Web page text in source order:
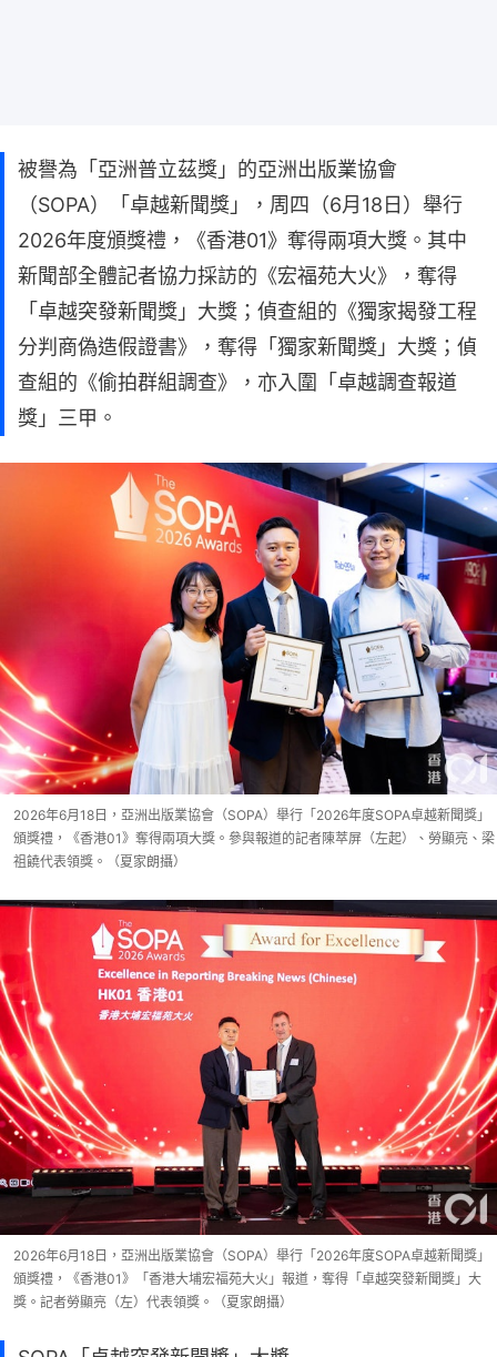
被譽為「亞洲普立茲獎」的亞洲出版業協會
（SOPA）「卓越新聞獎」，周四（6月18日）舉行
2026年度頒獎禮，《香港01》奪得兩項大獎。其中
新聞部全體記者協力採訪的《宏福苑大火》，奪得
「卓越突發新聞獎」大獎；偵查組的《獨家揭發工程
分判商偽造假證書》，奪得「獨家新聞獎」大獎；偵
查組的《偷拍群組調查》，亦入圍「卓越調查報道
獎」三甲。
2026年6月18日，亞洲出版業協會（SOPA）舉行「2026年度SOPA卓越新聞獎」
頒獎禮，《香港01》奪得兩項大獎。參與報道的記者陳萃屏（左起）、勞顯亮、梁
祖饒代表領獎。（夏家朗攝）
2026年6月18日，亞洲出版業協會（SOPA）舉行「2026年度SOPA卓越新聞獎」
頒獎禮，《香港01》「香港大埔宏福苑大火」報道，奪得「卓越突發新聞獎」大
獎。記者勞顯亮（左）代表領獎。（夏家朗攝）